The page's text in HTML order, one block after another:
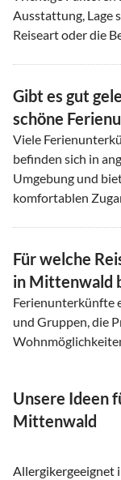
Ausstattung, Lage
Reiseart oder die
Gibt es gut
schöne
Viele
befinden sich in
Umgebung und
komfortablen
Für welche
in Mittenwald
Ferienunterkünfte
und Gruppen, die
Unsere Ideen
Mittenwald
Allergikergeeignet